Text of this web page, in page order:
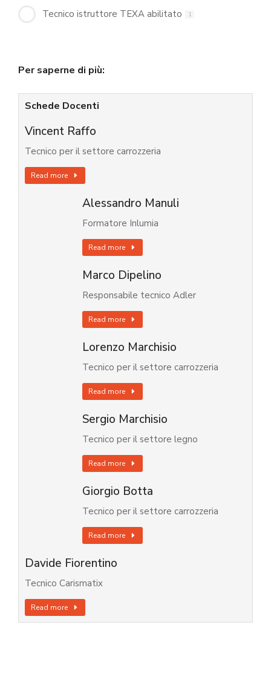
Tecnico istruttore TEXA abilitato 1
Per saperne di più:
Schede Docenti
Vincent Raffo
Tecnico per il settore carrozzeria
Read more
Alessandro Manuli
Formatore Inlumia
Read more
Marco Dipelino
Responsabile tecnico Adler
Read more
Lorenzo Marchisio
Tecnico per il settore carrozzeria
Read more
Sergio Marchisio
Tecnico per il settore legno
Read more
Giorgio Botta
Tecnico per il settore carrozzeria
Read more
Davide Fiorentino
Tecnico Carismatix
Read more